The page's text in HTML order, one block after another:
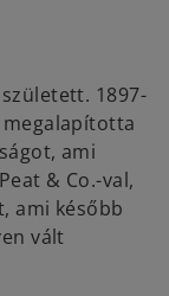
1897-
megalapította
ami
& Co.-val,
ami később
vált